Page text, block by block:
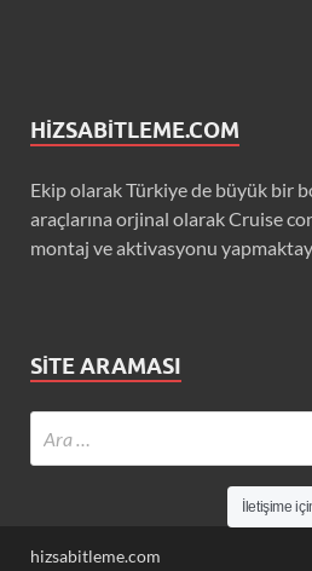
HIZSABITLEME.COM
Ekip olarak Türkiye de büyük bir
araçlarına orjinal olarak Cruise
montaj ve aktivasyonu
SITE ARAMASI
hizsabitleme.com
İletişime